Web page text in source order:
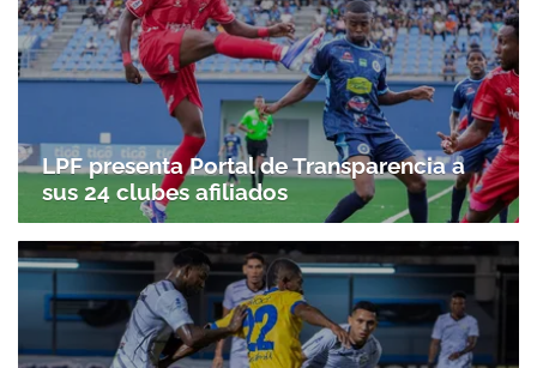
LPF presenta Portal de Transparencia a
sus 24 clubes afiliados